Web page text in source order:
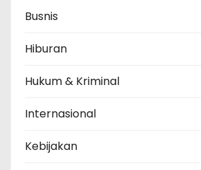
Busnis
Hiburan
Hukum & Kriminal
Internasional
Kebijakan